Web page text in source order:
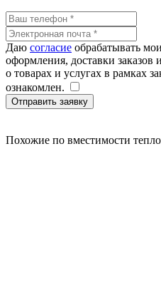
Даю согласие обрабатывать
оформления, доставки
о товарах и услугах в рамках
ознакомлен.
Отправить заявку
Похожие по вместимости